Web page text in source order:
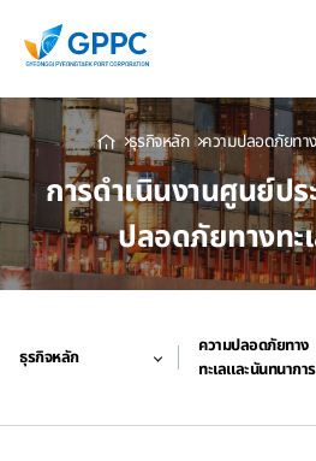
ธุรกิจหลัก ความปลอดภัยทา
การดำเนินงานศูนย์ป
ปลอดภัยทางทะ
ธุรกิจหลัก
ความปลอดภัยทาง
ทะเลและนันทนาการ